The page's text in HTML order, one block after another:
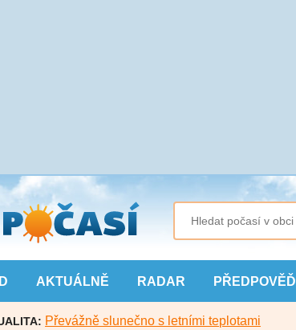
AKTUÁLNĚ RADAR PŘEDPOVĚĎ
Převážně slunečno s letními teplotami